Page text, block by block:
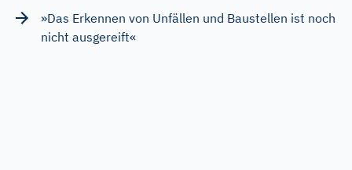
»Das Erkennen von Unfällen und Baustellen ist noch
nicht ausgereift«